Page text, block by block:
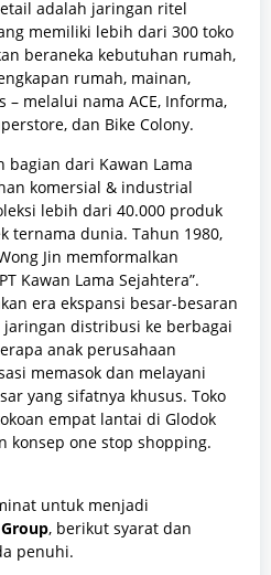
adalah jaringan ritel
memiliki lebih dari 300 toko
beraneka kebutuhan rumah,
rumah, mainan,
melalui nama ACE, Informa,
dan Bike Colony.
bagian dari Kawan Lama
komersial & industrial
lebih dari 40.000 produk
ternama dunia. Tahun 1980,
Jin memformalkan
Kawan Lama Sejahtera”.
era ekspansi besar-besaran
distribusi ke berbagai
anak perusahaan
memasok dan melayani
yang sifatnya khusus. Toko
empat lantai di Glodok
konsep one stop shopping.
untuk menjadi
, berikut syarat dan
penuhi.